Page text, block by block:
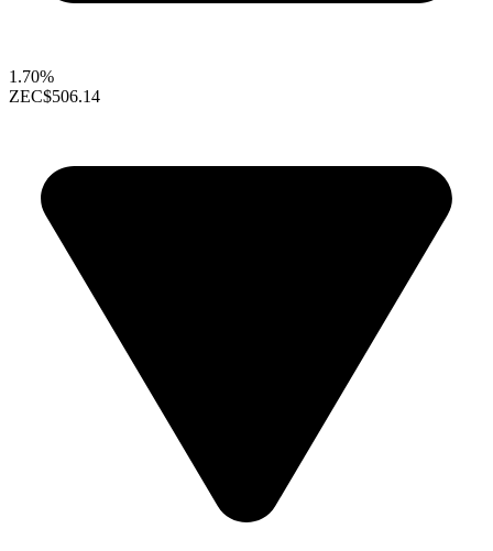
1.70%
ZEC$506.14